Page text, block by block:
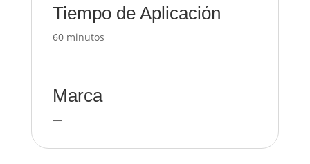
Tiempo de Aplicación
60 minutos
Marca
—